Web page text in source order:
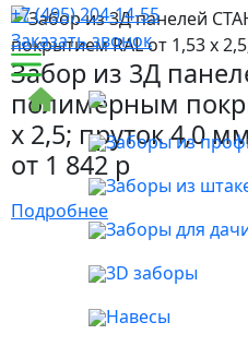
+7 (495) 204-14-55
Заказать звонок
Заборы
Заборы с
Заборы из металла
Заборы из дерева
Секционные заборы
Заборы HI-TECH
Горизонтальный
Заборы ранчо
Навесы для
Заборы из
Заборы из
Заборы для
3D заборы
Навесы
Забор из 3Д
полимерным
х 2,5; пруток 4,0
от 1 842 р
Подробнее